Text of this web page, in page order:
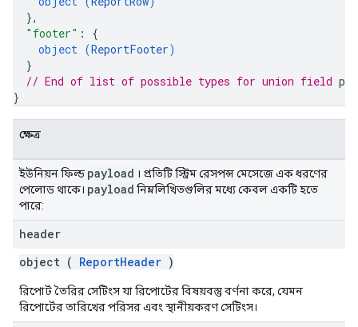
},
"footer" : {
object (ReportFooter)
}
// End of list of possible types for union field
}
ক্ষেত্র
ইউনিয়ন ফিল্ড payload । প্রতিটি স্ট্রিম রেসপন্স মেসেজে এক ধরণের
পেলোড থাকে। payload নিম্নলিখিতগুলির মধ্যে কেবল একটি হতে
পারে:
header
object ( ReportHeader )
রিপোর্ট তৈরির সেটিংস যা রিপোর্টের বিষয়বস্তু বর্ণনা করে, যেমন
রিপোর্টের তারিখের পরিসর এবং স্থানীয়করণ সেটিংস।